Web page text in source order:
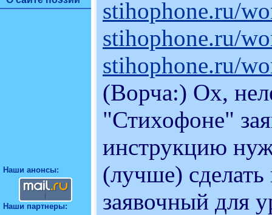
Наши анонсы:
Наши партнеры:
stihophone.ru/
stihophone.ru/
stihophone.ru/
(Ворча:) Ох,
"Стихофоне"
инструкцию
(лучше)
заявочный для